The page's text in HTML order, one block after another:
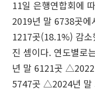
11일 은행연합회에
2019년 말 6738곳에
1217곳(18.1%) 감
진 셈이다. 연도별
년 말 6121곳
5747곳 △2024년 말